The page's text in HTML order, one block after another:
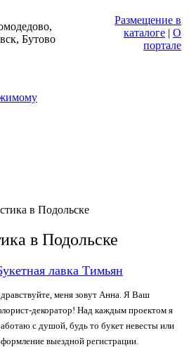
Бутово
Размещение в
каталоге | О
портале
в Подольске
в Подольске
лавка Тимьян
меня зовут Анна. Я Ваш
декоратор! Над каждым проектом я
с душой, будь то букет невесты или
выездной регистрации.